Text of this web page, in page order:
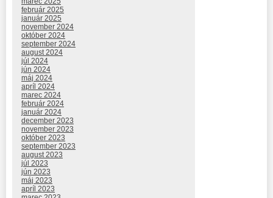
február 2025
január 2025
november 2024
október 2024
september 2024
august 2024
júl 2024
jún 2024
máj 2024
apríl 2024
marec 2024
február 2024
január 2024
december 2023
november 2023
október 2023
september 2023
august 2023
júl 2023
jún 2023
máj 2023
apríl 2023